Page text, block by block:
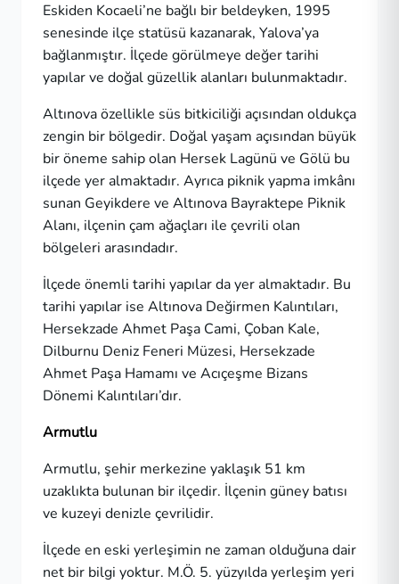
Eskiden Kocaeli’ne bağlı bir beldeyken, 1995
senesinde ilçe statüsü kazanarak, Yalova’ya
bağlanmıştır. İlçede görülmeye değer tarihi
yapılar ve doğal güzellik alanları bulunmaktadır.
Altınova özellikle süs bitkiciliği açısından oldukça
zengin bir bölgedir. Doğal yaşam açısından büyük
bir öneme sahip olan Hersek Lagünü ve Gölü bu
ilçede yer almaktadır. Ayrıca piknik yapma imkânı
sunan Geyikdere ve Altınova Bayraktepe Piknik
Alanı, ilçenin çam ağaçları ile çevrili olan
bölgeleri arasındadır.
İlçede önemli tarihi yapılar da yer almaktadır. Bu
tarihi yapılar ise Altınova Değirmen Kalıntıları,
Hersekzade Ahmet Paşa Cami, Çoban Kale,
Dilburnu Deniz Feneri Müzesi, Hersekzade
Ahmet Paşa Hamamı ve Acıçeşme Bizans
Dönemi Kalıntıları’dır.
Armutlu
Armutlu, şehir merkezine yaklaşık 51 km
uzaklıkta bulunan bir ilçedir. İlçenin güney batısı
ve kuzeyi denizle çevrilidir.
İlçede en eski yerleşimin ne zaman olduğuna dair
net bir bilgi yoktur. M.Ö. 5. yüzyılda yerleşim yeri